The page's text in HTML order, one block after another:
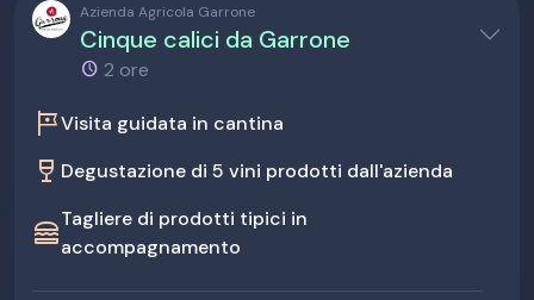
Azienda Agricola Garrone
Cinque calici da Garrone
2 ore
tourVisita guidata in cantina
wine_bar Degustazione di 5 vini prodotti dall'azienda
lunch_diningTagliere di prodotti tipici in
accompagnamento